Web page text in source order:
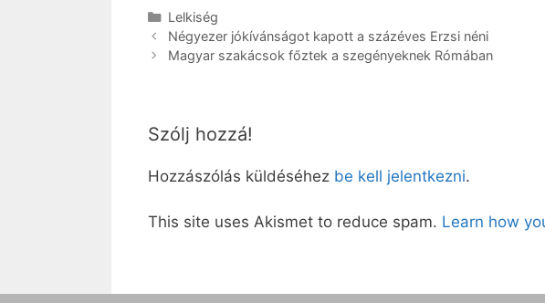
Kategória
Lelkiség
Négyezer jókívánságot kapott a százéves Erzsi néni
Magyar szakácsok főztek a szegényeknek Rómában
Szólj hozzá!
Hozzászólás küldéséhez be kell jelentkezni.
This site uses Akismet to reduce spam. Learn how